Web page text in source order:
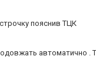
пояснив ТЦК
автоматично .